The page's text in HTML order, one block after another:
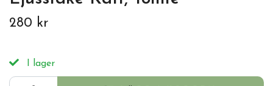
280 kr
I lager